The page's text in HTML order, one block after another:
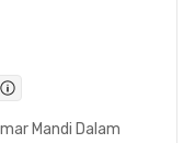
Mandi Dalam